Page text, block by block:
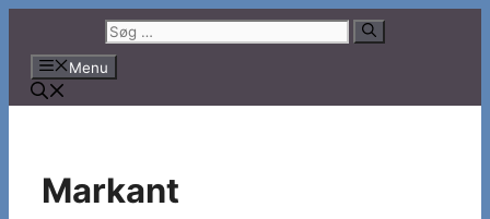
indhold
Søg
efter:
Menu
Markant